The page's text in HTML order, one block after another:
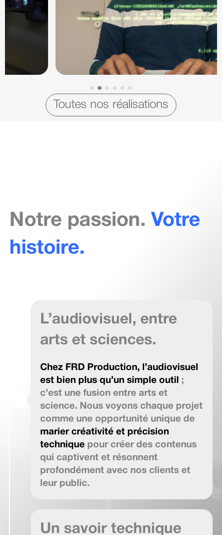
Toutes nos réalisations
Notre passion. Votre
histoire.
L’audiovisuel, entre
arts et sciences.
Chez FRD Production, l’audiovisuel
est bien plus qu’un simple outil
;
c’est une fusion entre arts et
science. Nous voyons chaque projet
comme une opportunité unique de
marier créativité et précision
technique pour créer des contenus
qui captivent et résonnent
profondément avec nos clients et
leur public.
Un savoir technique